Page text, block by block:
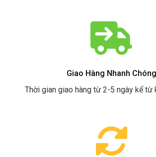
Giao Hàng Nhanh Chóng
Thời gian giao hàng từ 2-5 ngày kể từ